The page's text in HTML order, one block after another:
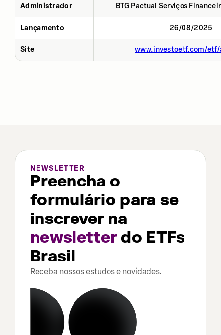
Administrador BTG Pactual Serviços
Lançamento 26/08/2025
Site www.investoetf.com/
NEWSLETTER
Preencha o
formulário para se
inscrever na
newsletterdo ETFs
Brasil
Receba nossos estudos e novidades.